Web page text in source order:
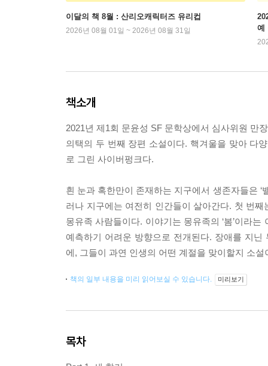
이달의 책 8월 : 산리오캐릭터즈 유리컵
2026년 08월 01일 ~ 2026년 08월 31일
예
책소개
2021년 제1회 문윤성 SF 문학상에서 심사위원 만
의택의 두 번째 장편 소설이다. 핵겨울을 맞아 다
로 그린 사이버펑크다.
흰 눈과 혹한만이 존재하는 지구에서 생존자들은
러나 지구에는 여전히 인간들이 살아간다. 첫 번
몽유족 사람들이다. 이야기는 몽유족의 ‘봄’이라
예측하기 어려운 방향으로 전개된다. 장애를 지닌
에, 그들이 과연 인생의 어떤 계절을 맞이할지 소
책의 일부 내용을 미리 읽어보실 수 있습니다. 미리보기
목차